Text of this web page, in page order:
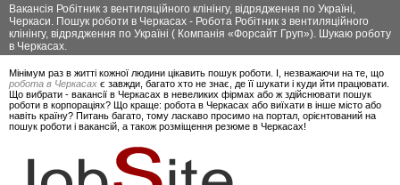
Вакансія Робітник з вентиляційного клінінгу, відрядження по Україні,
Черкаси. Пошук роботи в Черкасах - Робота Робітник з вентиляційного
клінінгу, відрядження по Україні ( Компанія «Форсайт Груп»). Шукаю роботу
в Черкасах.
Мінімум раз в житті кожної людини цікавить пошук роботи. І, незважаючи на те, що
робота в Черкасах є завжди, багато хто не знає, де її шукати і куди йти працювати.
Що вибрати - вакансії в Черкасах в невеликих фірмах або ж здійснювати пошук
роботи в корпораціях? Що краще: робота в Черкасах або виїхати в інше місто або
навіть країну? Питань багато, тому ласкаво просимо на портал, орієнтований на
пошук роботи і вакансій, а також розміщення резюме в Черкасах!